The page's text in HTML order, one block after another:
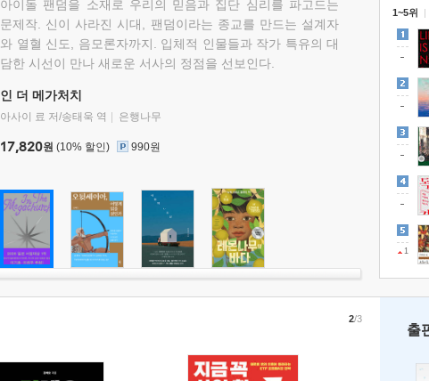
아이돌 팬덤을 소재로 우리의 믿음과 집단 심리를 파고드는
문제작. 신이 사라진 시대, 팬덤이라는 종교를 만드는 설계자
와 열혈 신도, 음모론자까지. 입체적 인물들과 작가 특유의 대
담한 시선이 만나 새로운 서사의 정점을 선보인다.
인 더 메가처치
아사이 료 저/송태욱 역 은행나무
17,820원 (10% 할인) 990원
1~5위 |
1
2/3
출